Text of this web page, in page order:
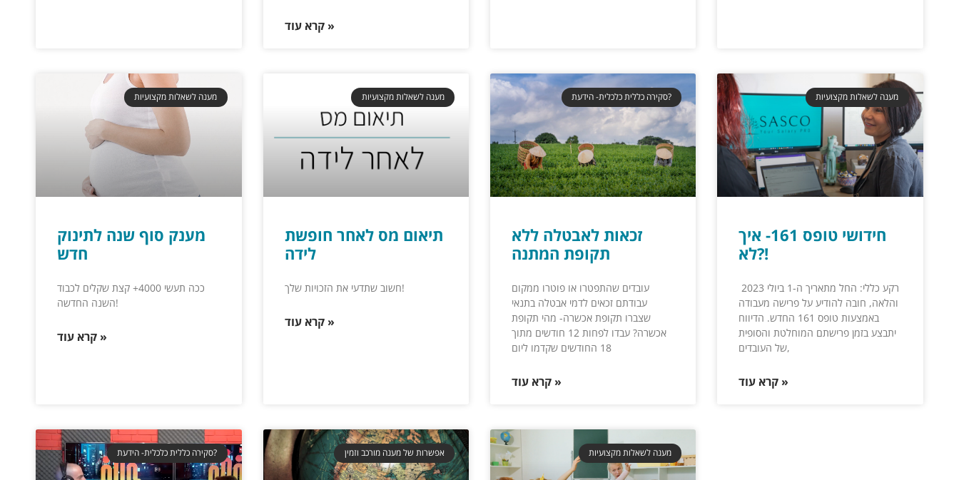
קרא עוד »
מענה לשאלות מקצועיות
מענק סוף שנה לתינוק
חדש
ככה תעשי 4000+ קצת שקלים לכבוד
השנה החדשה!
קרא עוד »
מענה לשאלות מקצועיות
תיאום מס לאחר חופשת
לידה
חשוב שתדעי את הזכויות שלך!
קרא עוד »
סקירה כללית כלכלית- הידעת?
זכאות לאבטלה ללא
תקופת המתנה
עובדים שהתפטרו או פוטרו ממקום
עבודתם זכאים לדמי אבטלה בתנאי
שצברו תקופת אכשרה- מהי תקופת
אכשרה? עבדו לפחות 12 חודשים מתוך
18 החודשים שקדמו ליום
קרא עוד »
מענה לשאלות מקצועיות
חידושי טופס 161- איך
לא?!
רקע כללי: החל מתאריך ה-1 ביולי 2023
והלאה, חובה להודיע על פרישה מעבודה
באמצעות טופס 161 החדש. הדיווח
יתבצע בזמן פרישתם המוחלטת והסופית
של העובדים,
קרא עוד »
סקירה כללית כלכלית- הידעת? אפשרות של מענה מורכב וזמין מענה לשאלות מקצועיות